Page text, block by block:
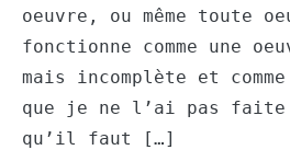
oeuvre, ou même toute
fonctionne comme une
mais incomplète et
que je ne l’ai pas faite
qu’il faut […]